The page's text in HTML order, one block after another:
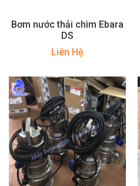
Bơm nước thải chìm Ebara
DS
Liên Hệ